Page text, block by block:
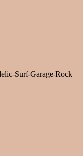
Surf-Garage-Rock |